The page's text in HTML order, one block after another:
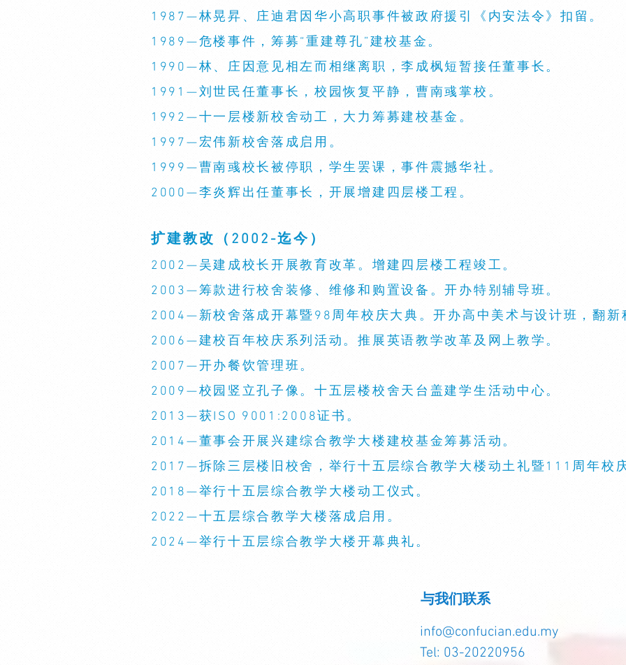
1987—林晃昇、庄迪君因华小高职事件被政府援引《内安法令》扣留。
1989—危楼事件，筹募“重建尊孔”建校基金。
1990—林、庄因意见相左而相继离职，李成枫短暂接任董事长。
1991—刘世民任董事长，校园恢复平静，曹南彧掌校。
1992—十一层楼新校舍动工，大力筹募建校基金。
1997—宏伟新校舍落成启用。
1999—曹南彧校长被停职，学生罢课，事件震撼华社。
2000—李炎辉出任董事长，开展增建四层楼工程。
扩建教改（2002-迄今）
2002—吴建成校长开展教育改革。增建四层楼工程竣工。
2003—筹款进行校舍装修、维修和购置设备。开办特别辅导班。
2004—新校舍落成开幕暨98周年校庆大典。开办高中美术与设计班，翻新
2006—建校百年校庆系列活动。推展英语教学改革及网上教学。
2007—开办餐饮管理班。
2009—校园竖立孔子像。十五层楼校舍天台盖建学生活动中心。
2013—获ISO 9001:2008证书。
2014—董事会开展兴建综合教学大楼建校基金筹募活动。
2017—拆除三层楼旧校舍，举行十五层综合教学大楼动土礼暨111周年校
2018—举行十五层综合教学大楼动工仪式。
2022—十五层综合教学大楼落成启用。
2024—举行十五层综合教学大楼开幕典礼。
与我们联系
info@confucian.edu.my
Tel: 03-20220956